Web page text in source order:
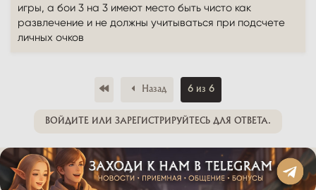
игры, а бои 3 на 3 имеют место быть чисто как
развлечение и не должны учитываться при подсчете
личных очков
Первый Назад 6 из 6
ВОЙДИТЕ ИЛИ ЗАРЕГИСТРИРУЙТЕСЬ ДЛЯ ОТВЕТА.